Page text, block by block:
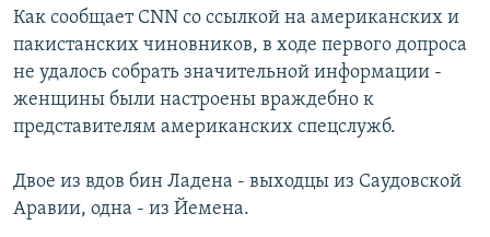
РАСПИСАНИЕ ВЕЩАНИЯ
ПОДПИШИТЕСЬ НА РАССЫЛКУ
СОЦИАЛЬНЫЕ СЕТИ
Как сообщает CNN со ссылкой на американских и
пакистанских чиновников, в ходе первого допроса
не удалось собрать значительной информации -
женщины были настроены враждебно к
представителям американских спецслужб.
Двое из вдов бин Ладена - выходцы из Саудовской
Аравии, одна - из Йемена.